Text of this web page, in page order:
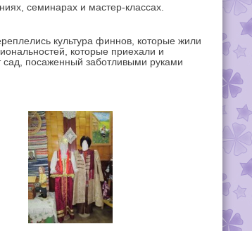
семинарах и мастер-классах.
культура финнов, которые жили
которые приехали и
посаженный заботливыми руками